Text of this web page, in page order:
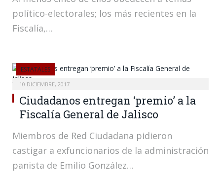
político-electorales; los más recientes en la
Fiscalía,…
ESTATALES
10 DICIEMBRE, 2017
Ciudadanos entregan ‘premio’ a la
Fiscalía General de Jalisco
Miembros de Red Ciudadana pidieron
castigar a exfuncionarios de la administración
panista de Emilio González…